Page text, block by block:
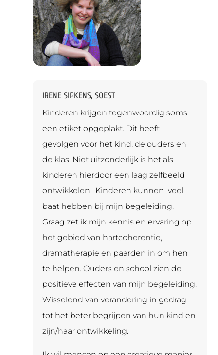
IRENE SIPKENS, SOEST
Kinderen krijgen tegenwoordig soms
een etiket opgeplakt. Dit heeft
gevolgen voor het kind, de ouders en
de klas. Niet uitzonderlijk is het als
kinderen hierdoor een laag zelfbeeld
ontwikkelen. Kinderen kunnen veel
baat hebben bij mijn begeleiding.
Graag zet ik mijn kennis en ervaring op
het gebied van hartcoherentie,
dramatherapie en paarden in om hen
te helpen. Ouders en school zien de
positieve effecten van mijn begeleiding.
Wisselend van verandering in gedrag
tot het beter begrijpen van hun kind en
zijn/haar ontwikkeling.